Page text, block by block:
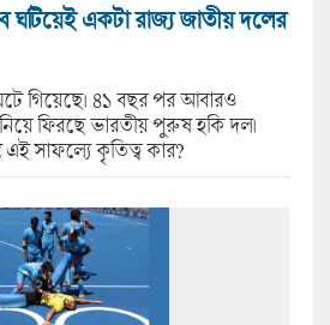
ঘটিয়েই একটা রাজ্য জাতীয় দলের
গিয়েছে। ৪১ বছর পর আবারও
ফিরছে ভারতীয় পুরুষ হকি দল।
এই সাফল্যে কৃতিত্ব কার?